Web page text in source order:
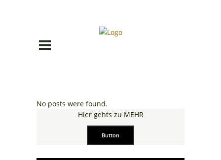
No posts were found.
Hier gehts zu MEHR
Button